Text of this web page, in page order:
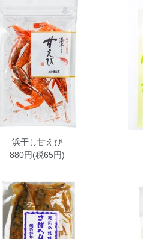
浜干し甘えび
880円(税65円)